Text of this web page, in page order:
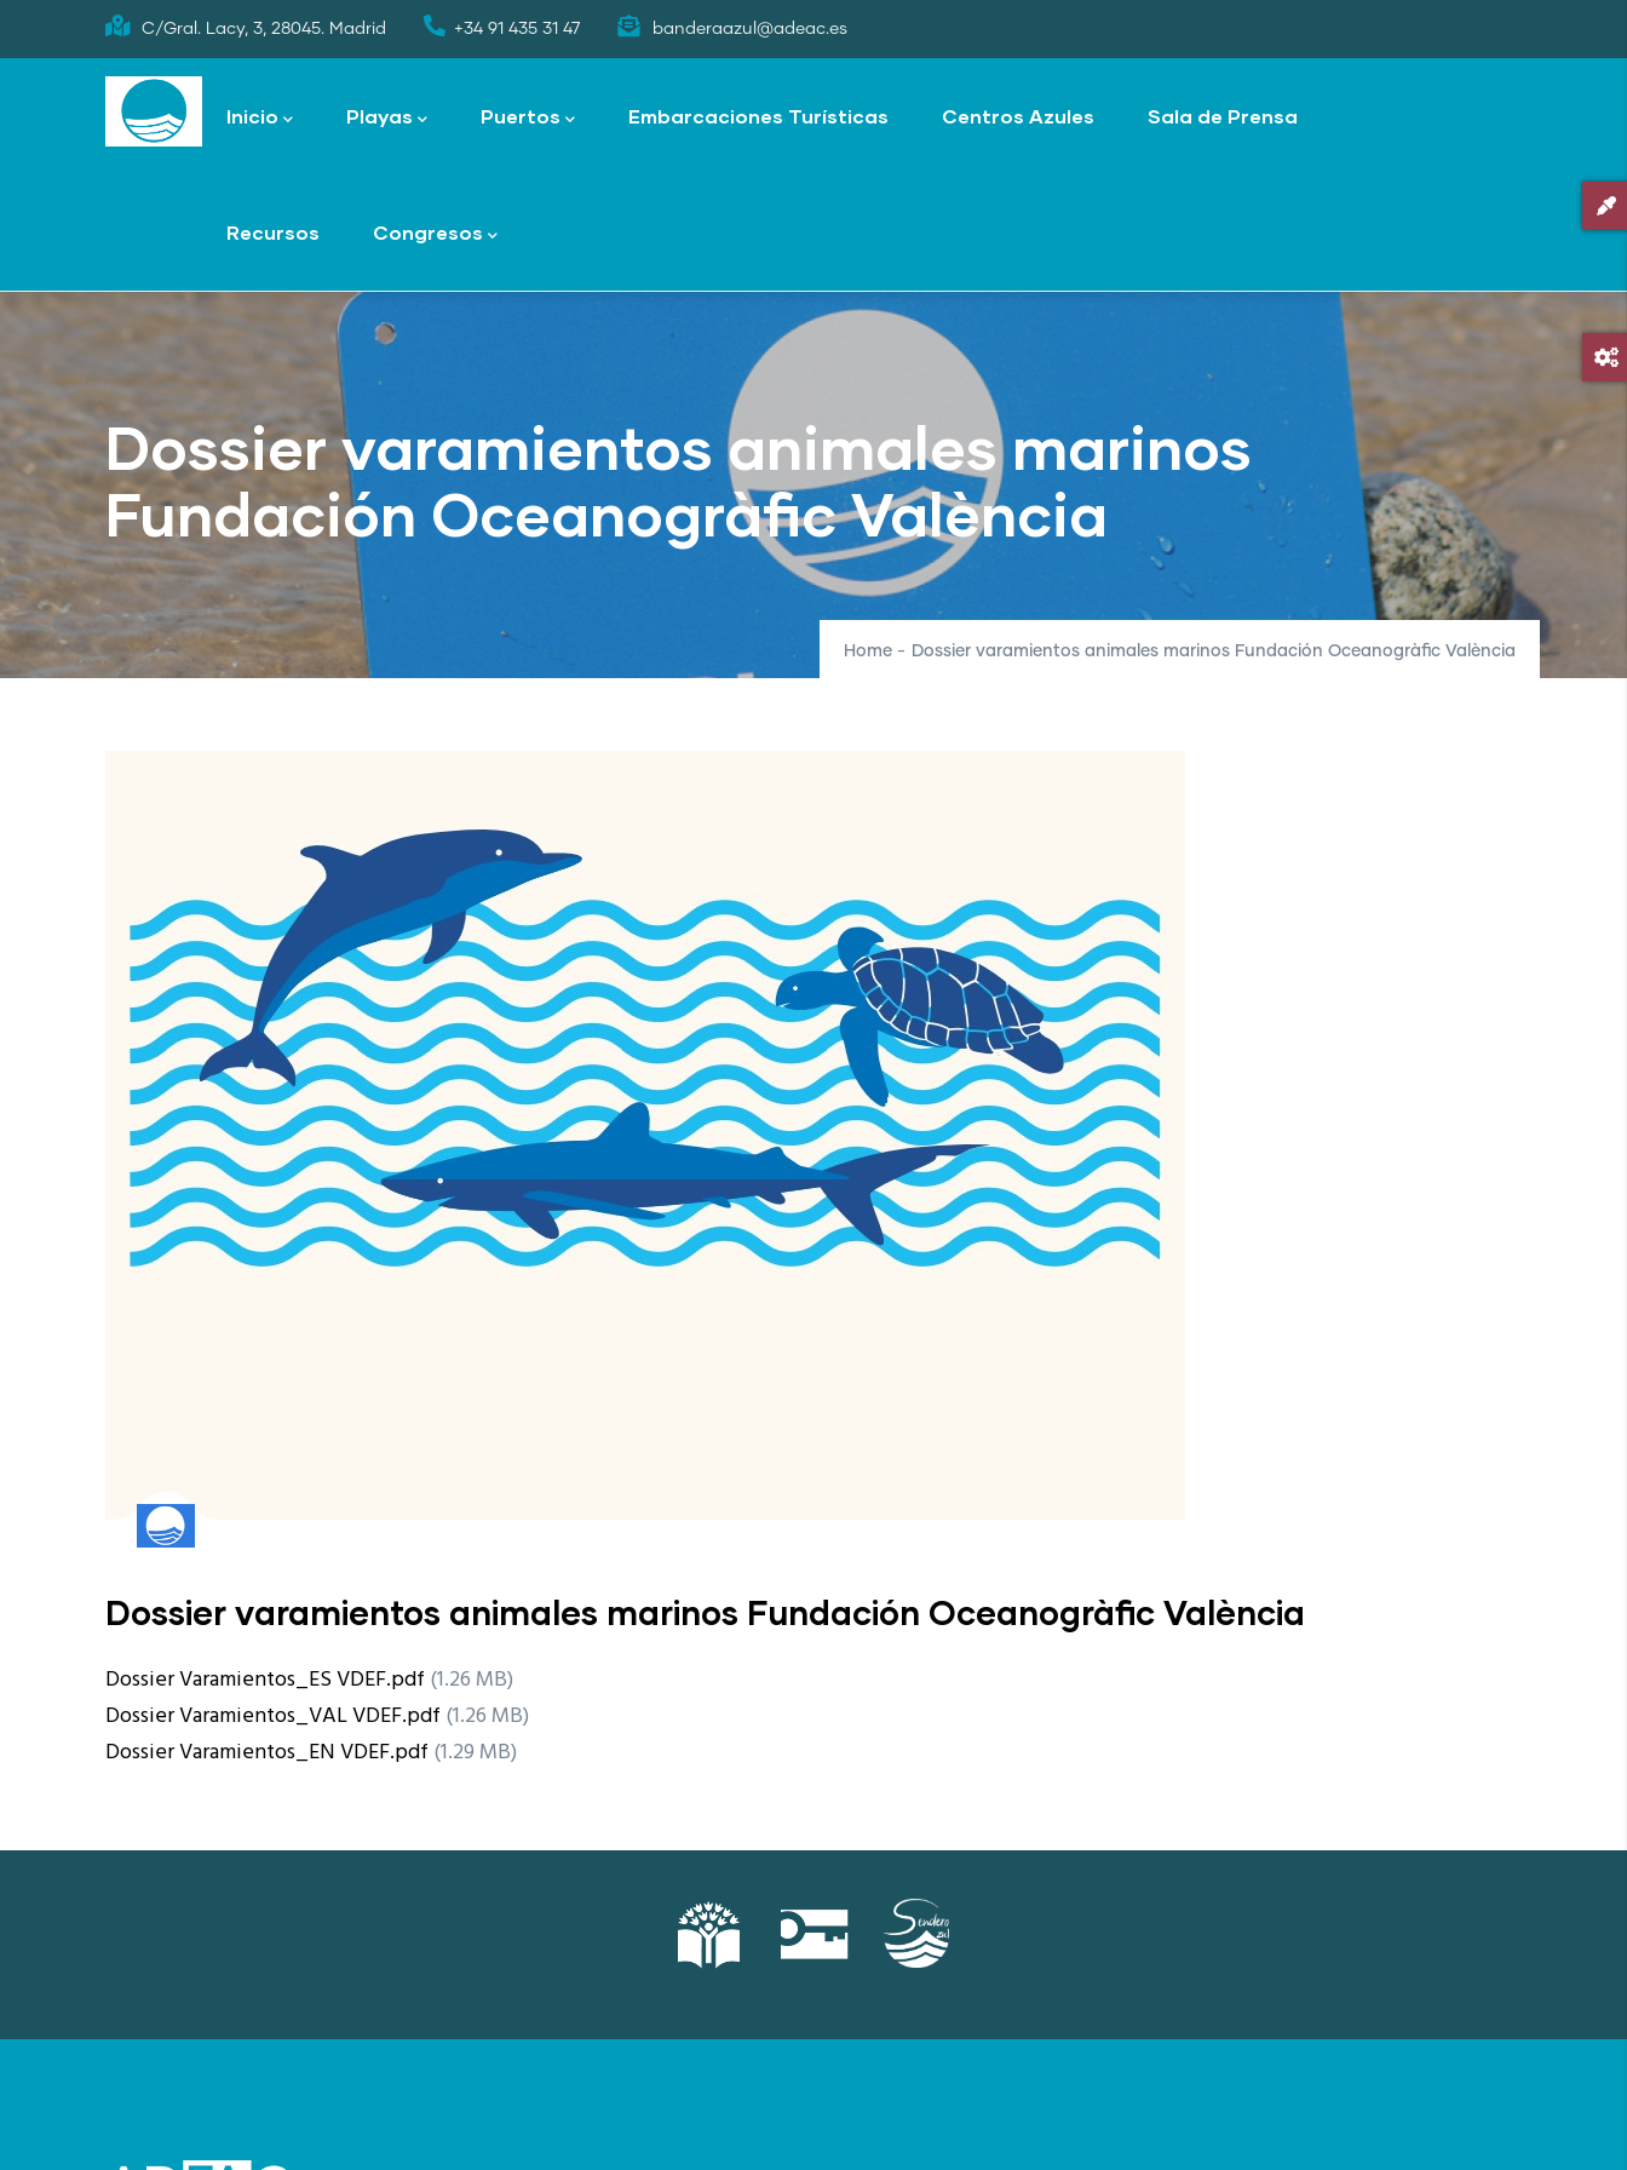
to
C/Gral. Lacy, 3, 28045. Madrid +34 91 435 31 47 banderaazul@adeac.es
navigation
Inicio Playas Puertos Embarcaciones Turísticas Centros Azules Sala de Prensa
Recursos Congresos
Dossier varamientos animales marinos
Fundación Oceanogràfic València
Home - Dossier varamientos animales marinos Fundación Oceanogràfic València
Dossier varamientos animales marinos Fundación Oceanogràfic València
Dossier Varamientos_ES VDEF.pdf (1.26 MB)
Dossier Varamientos_VAL VDEF.pdf (1.26 MB)
Dossier Varamientos_EN VDEF.pdf (1.29 MB)